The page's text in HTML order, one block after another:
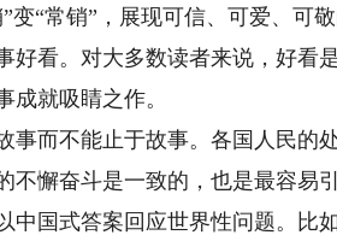
“常销”，展现可信、可爱、可敬
看。对大多数读者来说，好看
成就吸睛之作。
而不能止于故事。各国人民的
不懈奋斗是一致的，也是最容易
中国式答案回应世界性问题。比